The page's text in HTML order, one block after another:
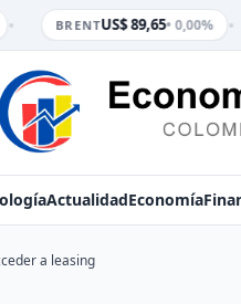
BRENTUS$ 89,65• 0,00%
ActualidadEconomía
a leasing